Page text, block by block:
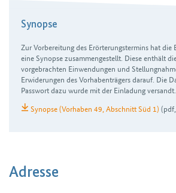
Synopse
Zur Vorbereitung des Erörterungs­termins hat die
eine Synopse zusammen­gestellt. Diese enthält
vor­gebrachten Ein­wendungen und
Erwiderungen des Vorhaben­trägers darauf. Die
Passwort dazu wurde mit der Einladung versandt.
Synopse (Vorhaben 49, Abschnitt Süd 1)
Adresse